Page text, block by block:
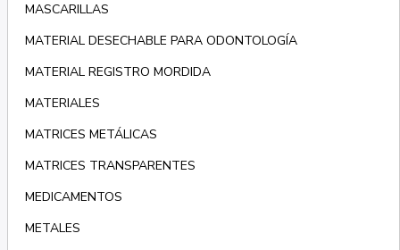
MASCARILLAS
MATERIAL DESECHABLE PARA ODONTOLOGÍA
MATERIAL REGISTRO MORDIDA
MATERIALES
MATRICES METÁLICAS
MATRICES TRANSPARENTES
MEDICAMENTOS
METALES